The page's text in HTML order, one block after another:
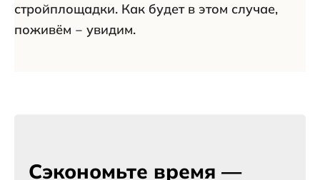
стройплощадки. Как будет в этом случае,
поживём ‒ увидим.
Сэкономьте время —